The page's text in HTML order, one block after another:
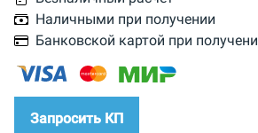
Наличными при получении
Банковской картой при
Запросить КП